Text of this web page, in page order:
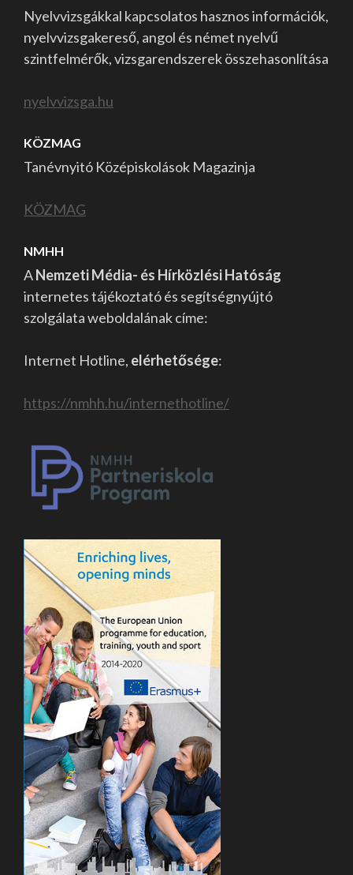
Nyelvvizsgákkal kapcsolatos hasznos információk,
nyelvvizsgakereső, angol és német nyelvű
szintfelmérők, vizsgarendszerek összehasonlítása
nyelvvizsga.hu
KÖZMAG
Tanévnyitó Középiskolások Magazinja
KÖZMAG
NMHH
ANemzeti Média- és Hírközlési Hatóság
internetes tájékoztató és segítségnyújtó
szolgálata weboldalának címe:
Internet Hotline, elérhetősége:
https://nmhh.hu/internethotline/